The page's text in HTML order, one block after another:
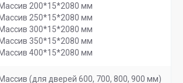
Массив 200*15*2080 мм
Массив 250*15*2080 мм
Массив 300*15*2080 мм
Массив 350*15*2080 мм
Массив 400*15*2080 мм
Массив (для дверей 600, 700, 800, 900 мм)